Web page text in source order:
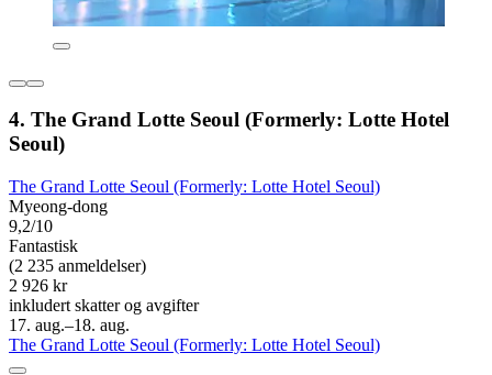
4. The Grand Lotte Seoul (Formerly: Lotte Hotel
Seoul)
The Grand Lotte Seoul (Formerly: Lotte Hotel Seoul)
Myeong-dong
9,2/10
Fantastisk
(2 235 anmeldelser)
2 926 kr
inkludert skatter og avgifter
17. aug.–18. aug.
The Grand Lotte Seoul (Formerly: Lotte Hotel Seoul)